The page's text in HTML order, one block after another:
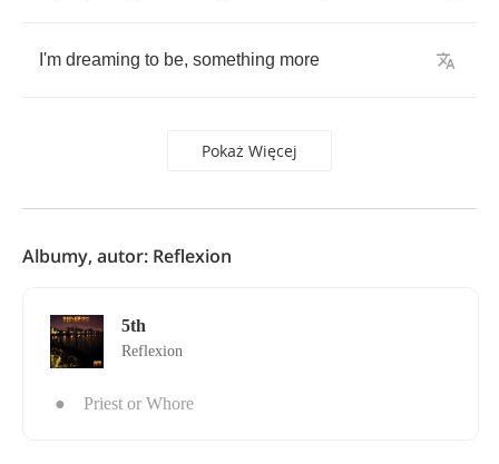
I'm dreaming to be, something more
Pokaż Więcej
Albumy, autor: Reflexion
5th
Reflexion
● Priest or Whore